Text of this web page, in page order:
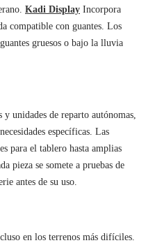
Kadi Display Incorpora
compatible con guantes. Los
gruesos o bajo la lluvia
unidades de reparto autónomas,
específicas. Las
para el tablero hasta amplias
pieza se somete a pruebas de
antes de su uso.
en los terrenos más difíciles.